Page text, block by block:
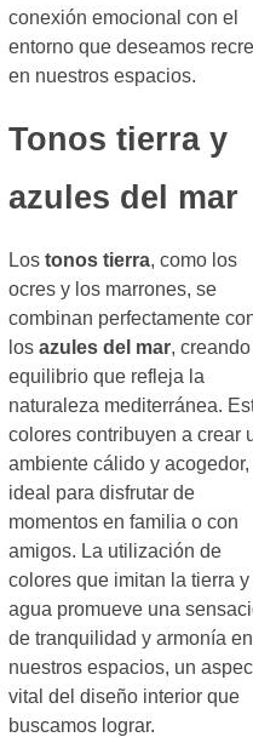
conexión emocional con el
entorno que deseamos
en nuestros espacios.
Tonos tierra y
azules del mar
Los tonos tierra, como los
ocres y los marrones, se
combinan perfectamente
los azules del mar,
equilibrio que refleja la
naturaleza mediterránea.
colores contribuyen a crear
ambiente cálido y acogedor,
ideal para disfrutar de
momentos en familia o con
amigos. La utilización de
colores que imitan la tierra y
agua promueve una
de tranquilidad y armonía en
nuestros espacios, un
vital del diseño interior que
buscamos lograr.